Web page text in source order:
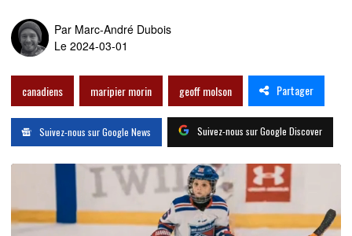
Par Marc-André Dubois
Le 2024-03-01
canadiens maripier morin geoff molson Partager
Suivez-nous sur Google News Suivez-nous sur Google Discover